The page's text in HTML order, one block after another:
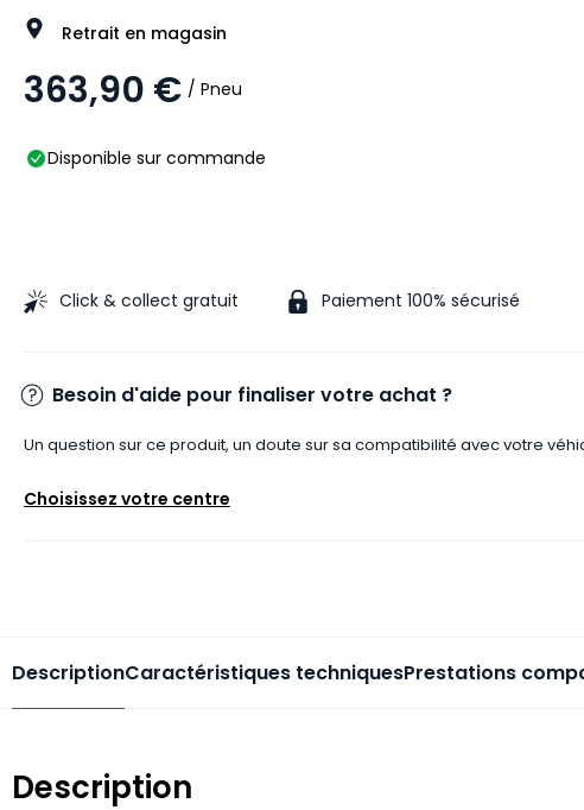
Retrait en magasin
363,90 € / Pneu
Disponible sur commande
Click & collect gratuit Paiement 100% sécurisé
Besoin d'aide pour finaliser votre achat ?
Un question sur ce produit, un doute sur sa compatibilité avec votre
Choisissez votre centre
DescriptionCaractéristiques techniquesPrestations
Description